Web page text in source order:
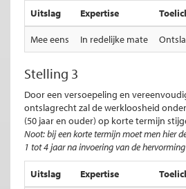
Uitslag
Expertise
Mee eens In redelijke mate
Stelling 3
Door een versoepeling en
ontslagrecht zal de werkloosheid
(50 jaar en ouder) op korte termijn
Noot: bij een korte termijn moet men hier
1 tot 4 jaar na invoering van de
Uitslag Expertise